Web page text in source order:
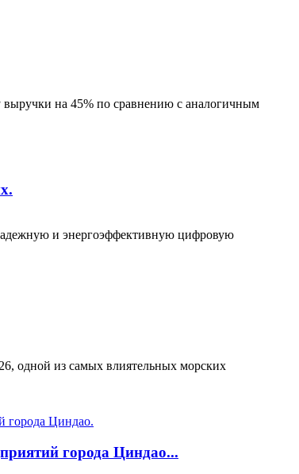
выручки на 45% по сравнению с аналогичным
и энергоэффективную цифровую
одной из самых влиятельных морских
города Циндао...